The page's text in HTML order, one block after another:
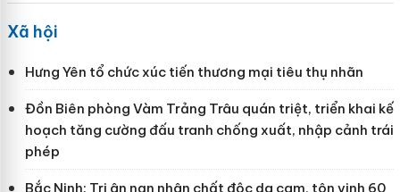
Xã hội
Hưng Yên tổ chức xúc tiến thương mại tiêu thụ nhãn
Đồn Biên phòng Vàm Trảng Trâu quán triệt, triển khai kế
hoạch tăng cường đấu tranh chống xuất, nhập cảnh trái
phép
Bắc Ninh: Tri ân nạn nhân chất độc da cam, tôn vinh 60